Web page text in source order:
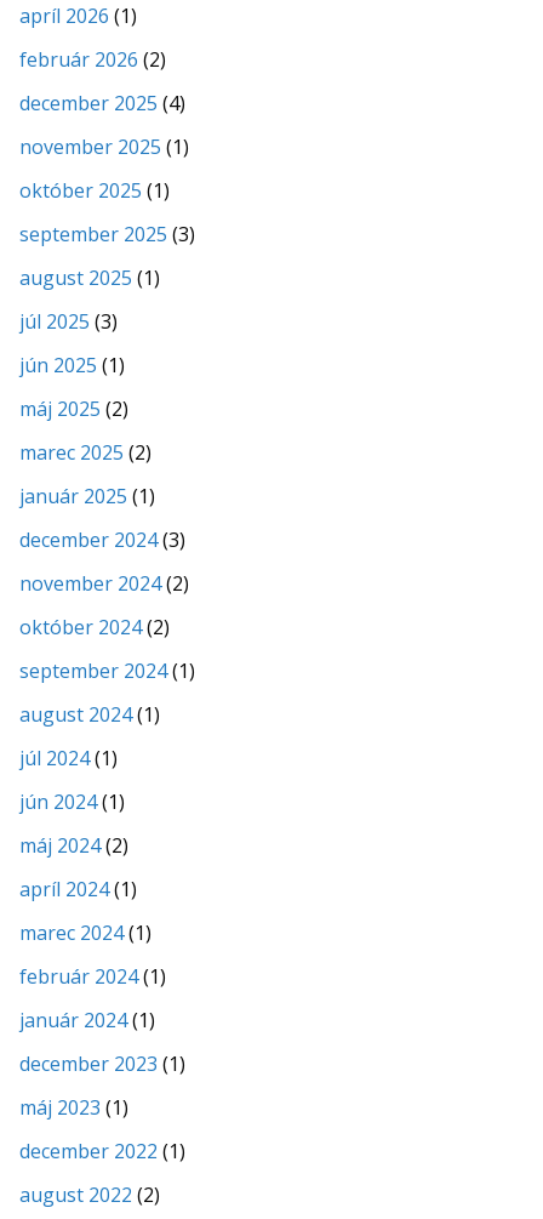
apríl 2026 (1)
február 2026 (2)
december 2025 (4)
november 2025 (1)
október 2025 (1)
september 2025 (3)
august 2025 (1)
júl 2025 (3)
jún 2025 (1)
máj 2025 (2)
marec 2025 (2)
január 2025 (1)
december 2024(3)
november 2024(2)
október 2024(2)
september 2024(1)
august 2024(1)
júl 2024(1)
jún 2024(1)
máj 2024(2)
apríl 2024(1)
marec 2024(1)
február 2024(1)
január 2024(1)
december 2023 (1)
máj 2023 (1)
december 2022 (1)
august 2022 (2)